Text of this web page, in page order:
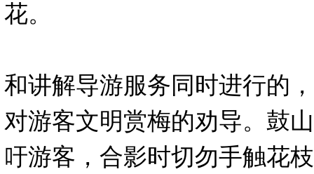
花。
和讲解导游服务同时进行的
对游客文明赏梅的劝导。鼓
吁游客，合影时切勿手触花